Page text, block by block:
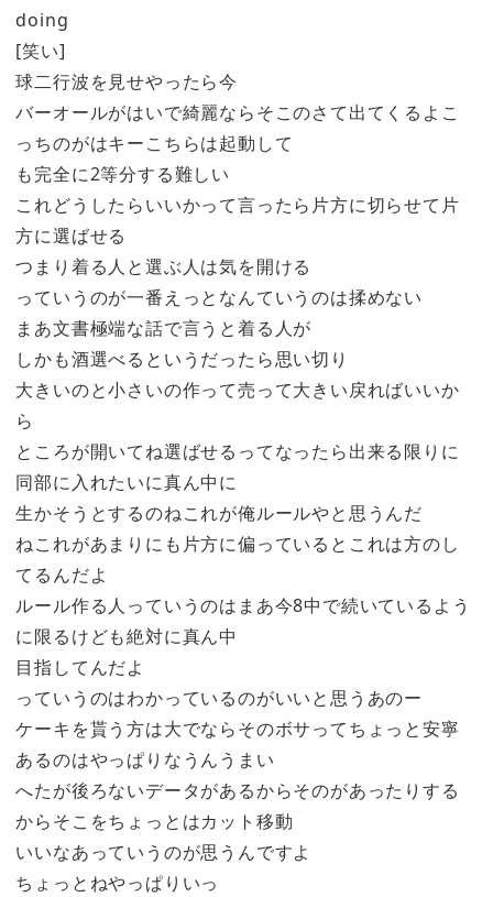
doing
[笑い]
球二行波を見せやったら今
バーオールがはいで綺麗ならそこのさて出てくるよこ
っちのがはキーこちらは起動して
も完全に2等分する難しい
これどうしたらいいかって言ったら片方に切らせて片
方に選ばせる
つまり着る人と選ぶ人は気を開ける
っていうのが一番えっとなんていうのは揉めない
まあ文書極端な話で言うと着る人が
しかも酒選べるというだったら思い切り
大きいのと小さいの作って売って大きい戻ればいいか
ら
ところが開いてね選ばせるってなったら出来る限りに
同部に入れたいに真ん中に
生かそうとするのねこれが俺ルールやと思うんだ
ねこれがあまりにも片方に偏っているとこれは方のし
てるんだよ
ルール作る人っていうのはまあ今8中で続いているよう
に限るけども絶対に真ん中
目指してんだよ
っていうのはわかっているのがいいと思うあのー
ケーキを貰う方は大でならそのボサってちょっと安寧
あるのはやっぱりなうんうまい
へたが後ろないデータがあるからそのがあったりする
からそこをちょっとはカット移動
いいなあっていうのが思うんですよ
ちょっとねやっぱりいっ